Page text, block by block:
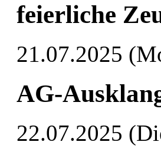
feierliche
21.07.2025
AG-
22.07.2025